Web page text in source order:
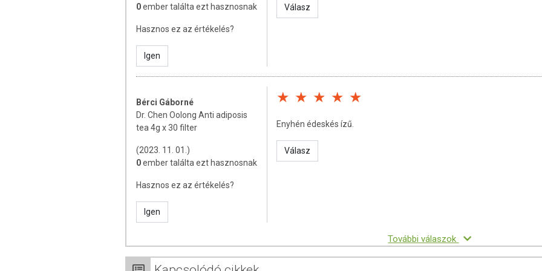
0ember találta ezt hasznosnak
Hasznos ez az értékelés?
Igen
Válasz
Bérci Gáborné
Dr. Chen Oolong Anti adiposis
tea 4g x 30 filter
(2023. 11. 01.)
0ember találta ezt hasznosnak
Hasznos ez az értékelés?
Igen
Enyhén édeskés ízű.
Válasz
További válaszok